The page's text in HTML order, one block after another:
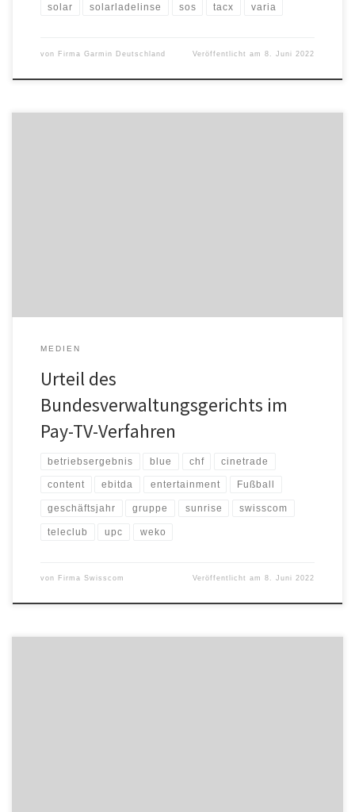
solar solarladelinse sos tacx varia
von Firma Garmin Deutschland Veröffentlicht am8. Juni 2022
MEDIEN
Urteil des
Bundesverwaltungsgerichts im
Pay-TV-Verfahren
betriebsergebnis blue chf cinetrade
content ebitda entertainment Fußball
geschäftsjahr gruppe sunrise swisscom
teleclub upc weko
von Firma Swisscom Veröffentlicht am8. Juni 2022